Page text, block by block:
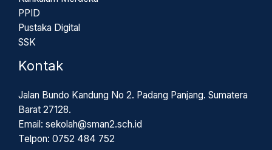
PPID
Pustaka Digital
SSK
Kontak
Jalan Bundo Kandung No 2. Padang Panjang. Sumatera
Barat 27128.
Email: sekolah@sman2.sch.id
Telpon: 0752 484 752